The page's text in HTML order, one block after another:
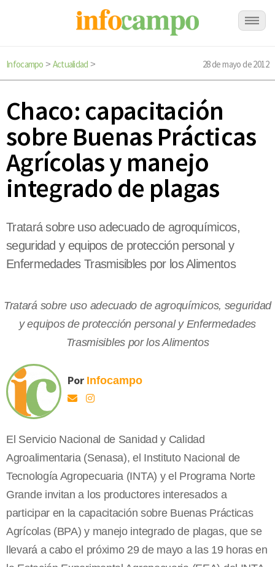
Infocampo > Actualidad > 28 de mayo de 2012
Chaco: capacitación
sobre Buenas Prácticas
Agrícolas y manejo
integrado de plagas
Tratará sobre uso adecuado de agroquímicos,
seguridad y equipos de protección personal y
Enfermedades Trasmisibles por los Alimentos
Tratará sobre uso adecuado de agroquímicos, seguridad
y equipos de protección personal y Enfermedades
Trasmisibles por los Alimentos
Por Infocampo
El Servicio Nacional de Sanidad y Calidad
Agroalimentaria (Senasa), el Instituto Nacional de
Tecnología Agropecuaria (INTA) y el Programa Norte
Grande invitan a los productores interesados a
participar en la capacitación sobre Buenas Prácticas
Agrícolas (BPA) y manejo integrado de plagas, que se
llevará a cabo el próximo 29 de mayo a las 19 horas en